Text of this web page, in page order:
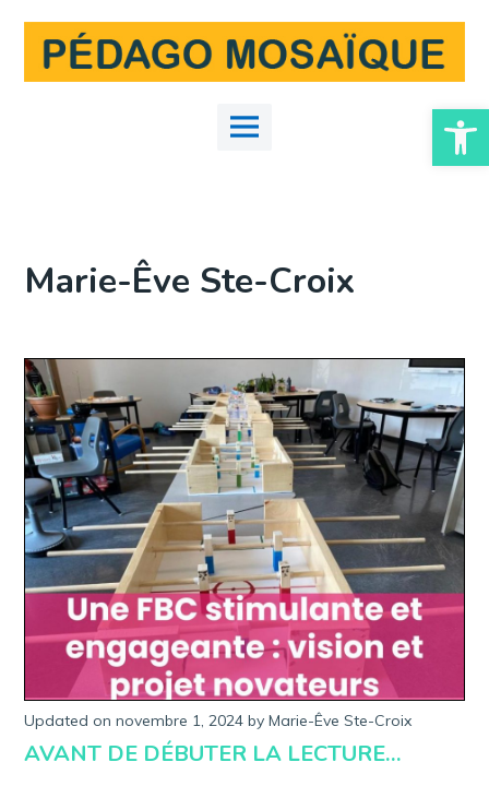
Ouvrir
content
Main
Menu
Marie-Êve Ste-Croix
Updated onnovembre 1, 2024 a
r
byMarie-Êve Ste-Croix
AVANT DE DÉBUTER LA LECTURE…